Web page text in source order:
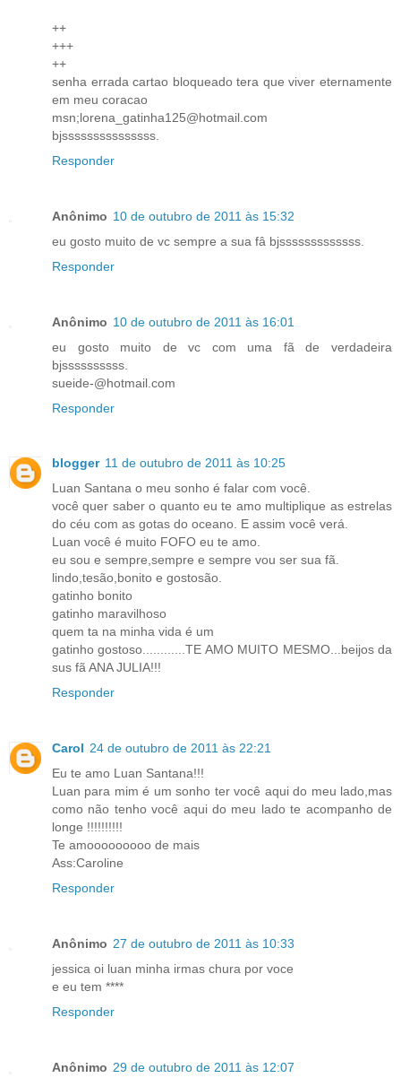
++
+++
++
senha errada cartao bloqueado tera que viver eternamente
em meu coracao
msn;lorena_gatinha125@hotmail.com
bjsssssssssssssss.
Responder
Anônimo 10 de outubro de 2011 às 15:32
eu gosto muito de vc sempre a sua fâ bjsssssssssssss.
Responder
Anônimo 10 de outubro de 2011 às 16:01
eu gosto muito de vc com uma fã de verdadeira
bjssssssssss.
sueide-@hotmail.com
Responder
blogger 11 de outubro de 2011 às 10:25
Luan Santana o meu sonho é falar com você.
você quer saber o quanto eu te amo multiplique as estrelas
do céu com as gotas do oceano. E assim você verá.
Luan você é muito FOFO eu te amo.
eu sou e sempre,sempre e sempre vou ser sua fã.
lindo,tesão,bonito e gostosão.
gatinho bonito
gatinho maravilhoso
quem ta na minha vida é um
gatinho gostoso............TE AMO MUITO MESMO...beijos da
sus fã ANA JULIA!!!
Responder
Carol 24 de outubro de 2011 às 22:21
Eu te amo Luan Santana!!!
Luan para mim é um sonho ter você aqui do meu lado,mas
como não tenho você aqui do meu lado te acompanho de
longe !!!!!!!!!!
Te amooooooooo de mais
Ass:Caroline
Responder
Anônimo 27 de outubro de 2011 às 10:33
jessica oi luan minha irmas chura por voce
e eu tem ****
Responder
Anônimo 29 de outubro de 2011 às 12:07